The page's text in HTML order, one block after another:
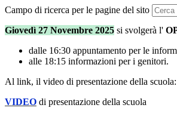
Campo di ricerca per le pagine del sito
Giovedì 27 Novembre 2025 si svolgerà l'
dalle 16:30 appuntamento per le
alle 18:15 informazioni per i genitori.
Al link, il video di presentazione della scuola:
VIDEO di presentazione della scuola